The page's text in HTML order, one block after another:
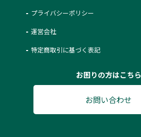
プライバシーポリシー
運営会社
特定商取引に基づく表記
お困りの方はこちら
お問い合わせ